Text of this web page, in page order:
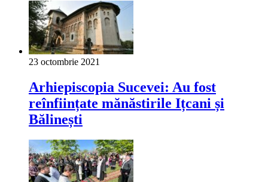
23 octombrie 2021
Arhiepiscopia Sucevei: Au fost
reînființate mănăstirile Ițcani și
Bălinești